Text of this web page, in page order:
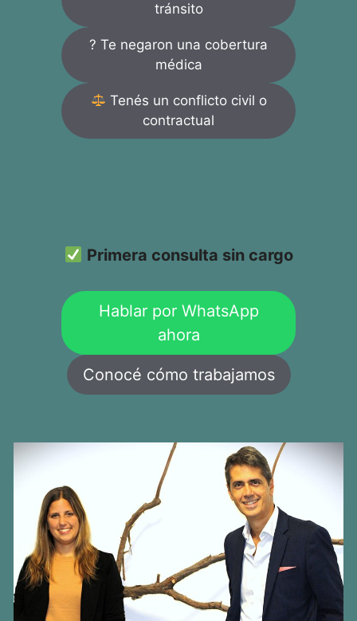
tránsito
? Te negaron una cobertura
médica
Tenés un conflicto civil o
contractual
Primera consulta sin cargo
Hablar por WhatsApp
ahora
Conocé cómo trabajamos